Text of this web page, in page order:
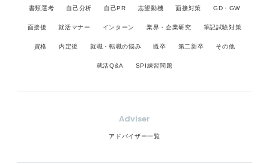
書類選考 自己分析 自己PR 志望動機 面接対策 GD・GW
面接後 就活マナー インターン 業界・企業研究 筆記試験対策
資格 内定後 就職・転職の悩み 既卒 第二新卒 その他
就活Q&A SPI練習問題
Adviser
アドバイザー一覧